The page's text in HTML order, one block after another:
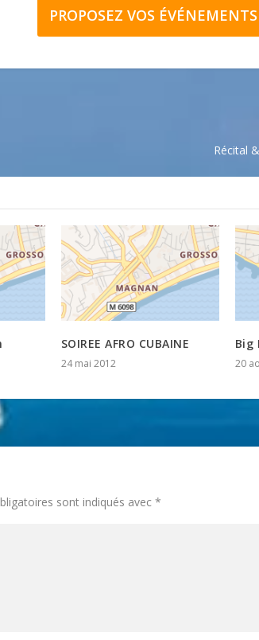
PROPOSEZ VOS ÉVÉNEMENTS
Récital
SOIREE AFRO CUBAINE
24 mai 2012
Big
20
sont indiqués avec*